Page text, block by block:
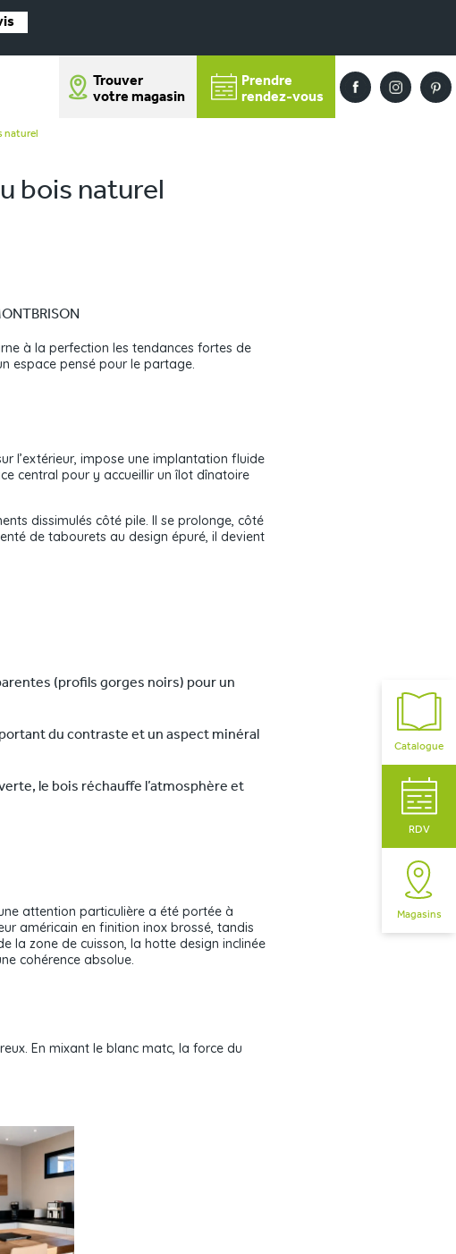
Trouver
votre magasin
Prendre
rendez-vous
Catalogue
RDV
Magasins
naturel
bois naturel
à la perfection les tendances fortes de
espace pensé pour le partage.
l’extérieur, impose une implantation fluide
central pour y accueillir un îlot dînatoire
dissimulés côté pile. Il se prolonge, côté
de tabourets au design épuré, il devient
(profils gorges noirs) pour un
du contraste et un aspect minéral
le bois réchauffe l’atmosphère et
attention particulière a été portée à
américain en finition inox brossé, tandis
la zone de cuisson, la hotte design inclinée
cohérence absolue.
En mixant le blanc matc, la force du